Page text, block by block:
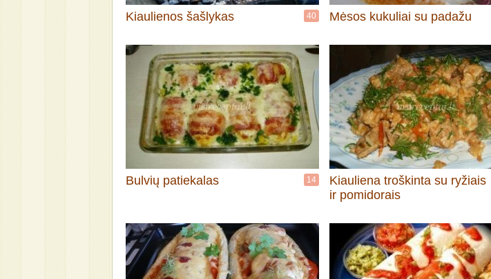
Kiaulienos šašlykas 40 Mėsos kukuliai su padažu
Bulvių patiekalas 14
Kiauliena troškinta su ryžiais
ir pomidorais